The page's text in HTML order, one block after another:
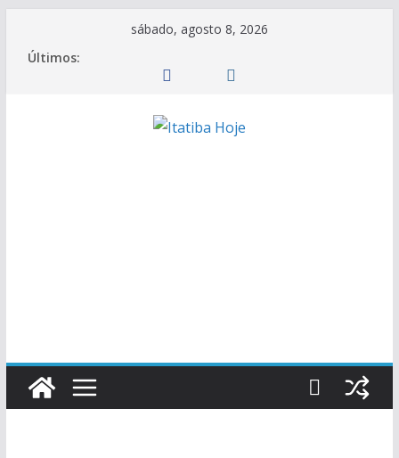
para
sábado, agosto 8, 2026
Últimos: